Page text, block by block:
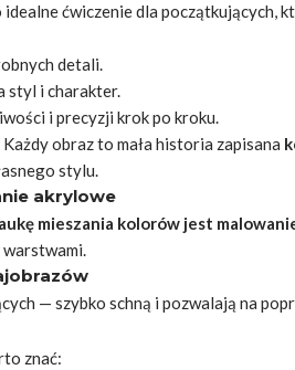
idealne ćwiczenie dla początkujących,
detali.
styl i charakter.
i precyzji krok po kroku.
obraz to mała historia zapisana
stylu.
akrylowe
mieszania kolorów jest
— szybko schną i pozwalają na
znać: